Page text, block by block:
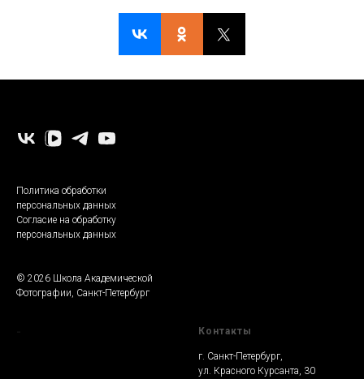
Политика обработки
персональных данных
Согласие на обработку
персональных данных
© 2026 Школа Академической
Фотографии, Санкт-Петербург
Контакты
г. Санкт-Петербург,
ул. Красного Курсанта, 30